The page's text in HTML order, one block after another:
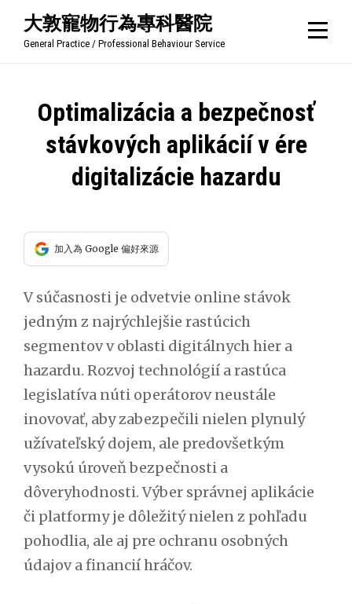
大敦寵物行為專科醫院
General Practice / Professional Behaviour Service
Optimalizácia a bezpečnosť
stávkových aplikácií v ére
digitalizácie hazardu
加入為 Google 偏好來源
V súčasnosti je odvetvie online stávok
jedným z najrýchlejšie rastúcich
segmentov v oblasti digitálnych hier a
hazardu. Rozvoj technológií a rastúca
legislatíva núti operátorov neustále
inovovať, aby zabezpečili nielen plynulý
užívateľský dojem, ale predovšetkým
vysokú úroveň bezpečnosti a
dôveryhodnosti. Výber správnej aplikácie
či platformy je dôležitý nielen z pohľadu
pohodlia, ale aj pre ochranu osobných
údajov a financií hráčov.
文